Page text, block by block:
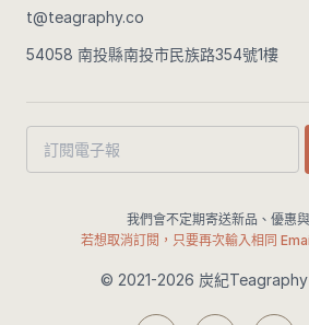
t@teagraphy.co
54058 南投縣南投市民族路354號1樓
我們會不定期寄送新品、優惠
若想取消訂閱，只要再次輸入相同
© 2021-2026 炭紀Teagraphy